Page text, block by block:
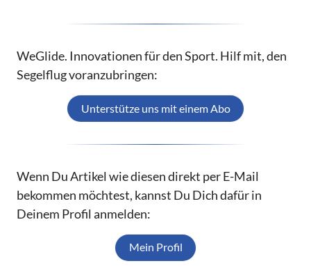
WeGlide. Innovationen für den Sport. Hilf mit, den
Segelflug voranzubringen:
Unterstütze uns mit einem Abo
Wenn Du Artikel wie diesen direkt per E-Mail
bekommen möchtest, kannst Du Dich dafür in
Deinem Profil anmelden:
Mein Profil